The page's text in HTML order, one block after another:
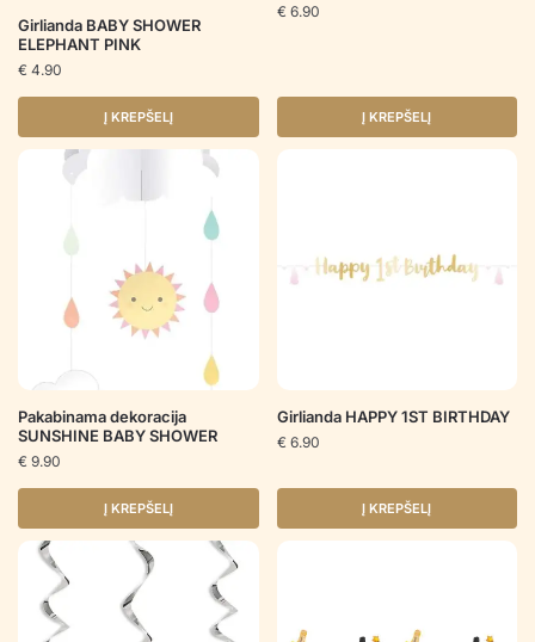
Girlianda BABY SHOWER
ELEPHANT PINK
€ 4.90
Į KREPŠELĮ
€ 6.90
Į KREPŠELĮ
Pakabinama dekoracija
SUNSHINE BABY SHOWER
€ 9.90
Į KREPŠELĮ
Girlianda HAPPY 1ST BIRTHDAY
€ 6.90
Į KREPŠELĮ